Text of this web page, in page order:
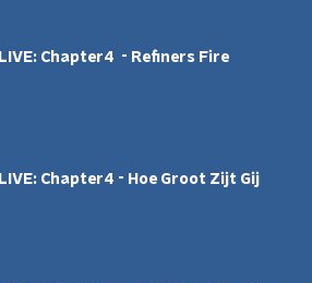
LIVE: Chapter4 - Refiners Fire
LIVE: Chapter4 - Hoe Groot Zijt Gij